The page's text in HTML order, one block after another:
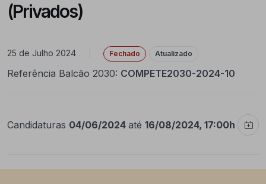
(Privados)
25 de Julho 2024 Fechado Atualizado
Referência Balcão 2030: COMPETE2030-2024-10
Candidaturas 04/06/2024 até 16/08/2024, 17:00h